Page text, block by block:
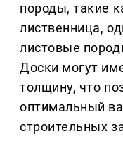
породы, такие
лиственница,
листовые
Доски могут
толщину, что
оптимальный
строительных